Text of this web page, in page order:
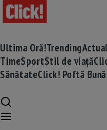
Ultima Oră!Trending
TimeSportStil de viață
SănătateClick! Poftă